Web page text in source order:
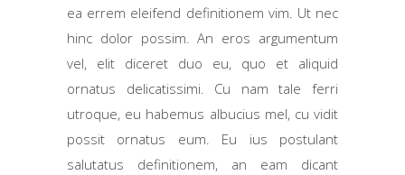
ea errem eleifend definitionem vim. Ut nec
hinc dolor possim. An eros argumentum
vel, elit diceret duo eu, quo et aliquid
ornatus delicatissimi. Cu nam tale ferri
utroque, eu habemus albucius mel, cu vidit
possit ornatus eum. Eu ius postulant
salutatus definitionem, an eam dicant